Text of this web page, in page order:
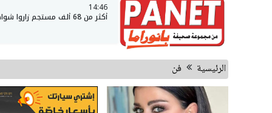
14:46
أكثر من 68 ألف مستجم زاروا شواطئ بحيرة طبريا خلال نهاية الأسبوع
الرئيسية فن